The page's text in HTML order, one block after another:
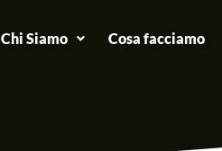
Chi Siamo Cosa facciamo